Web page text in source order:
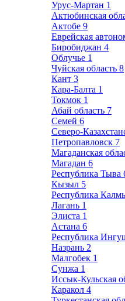
Урус-Мартан 1
Актюбинская
Актобе 9
Еврейская
Биробиджан 4
Облучье 1
Чуйская область 8
Кант 3
Кара-Балта 1
Токмок 1
Абай область 7
Семей 6
Северо-
Петропавловск 7
Магаданская
Магадан 6
Республика Тыва
Кызыл 5
Республика
Лагань 1
Элиста 1
Астана 6
Республика
Назрань 2
Малгобек 1
Сунжа 1
Иссык-Кульская
Каракол 4